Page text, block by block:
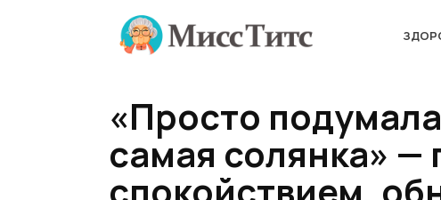
«Просто
самая солянка» —